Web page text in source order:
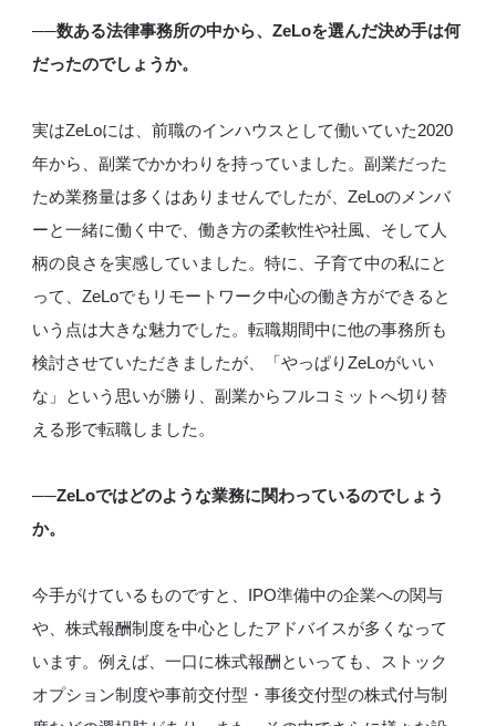
──数ある法律事務所の中から、ZeLoを選んだ決め手は何
だったのでしょうか。
実はZeLoには、前職のインハウスとして働いていた2020
年から、副業でかかわりを持っていました。副業だった
ため業務量は多くはありませんでしたが、ZeLoのメンバ
ーと一緒に働く中で、働き方の柔軟性や社風、そして人
柄の良さを実感していました。特に、子育て中の私にと
って、ZeLoでもリモートワーク中心の働き方ができると
いう点は大きな魅力でした。転職期間中に他の事務所も
検討させていただきましたが、「やっぱりZeLoがいい
な」という思いが勝り、副業からフルコミットへ切り替
える形で転職しました。
──ZeLoではどのような業務に関わっているのでしょう
か。
今手がけているものですと、IPO準備中の企業への関与
や、株式報酬制度を中心としたアドバイスが多くなって
います。例えば、一口に株式報酬といっても、ストック
オプション制度や事前交付型・事後交付型の株式付与制